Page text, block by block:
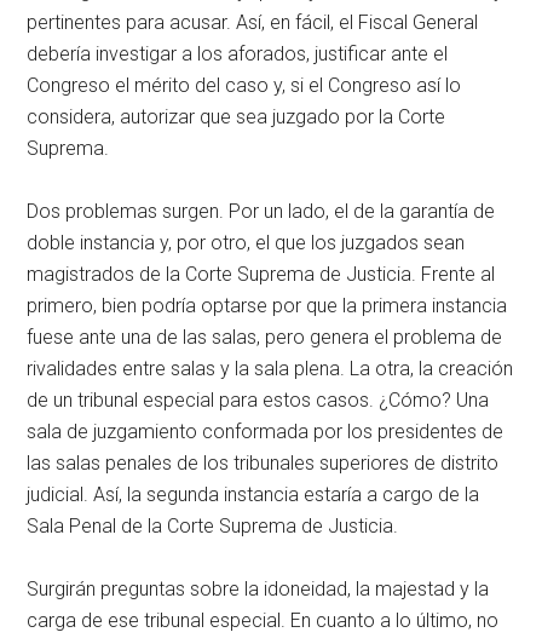
pertinentes para acusar. Así, en fácil, el Fiscal General
debería investigar a los aforados, justificar ante el
Congreso el mérito del caso y, si el Congreso así lo
considera, autorizar que sea juzgado por la Corte
Suprema.
Dos problemas surgen. Por un lado, el de la garantía de
doble instancia y, por otro, el que los juzgados sean
magistrados de la Corte Suprema de Justicia. Frente al
primero, bien podría optarse por que la primera instancia
fuese ante una de las salas, pero genera el problema de
rivalidades entre salas y la sala plena. La otra, la creación
de un tribunal especial para estos casos. ¿Cómo? Una
sala de juzgamiento conformada por los presidentes de
las salas penales de los tribunales superiores de distrito
judicial. Así, la segunda instancia estaría a cargo de la
Sala Penal de la Corte Suprema de Justicia.
Surgirán preguntas sobre la idoneidad, la majestad y la
carga de ese tribunal especial. En cuanto a lo último, no